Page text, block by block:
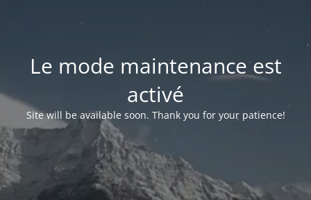
Le mode maintenance est
activé
Site will be available soon. Thank you for your patience!